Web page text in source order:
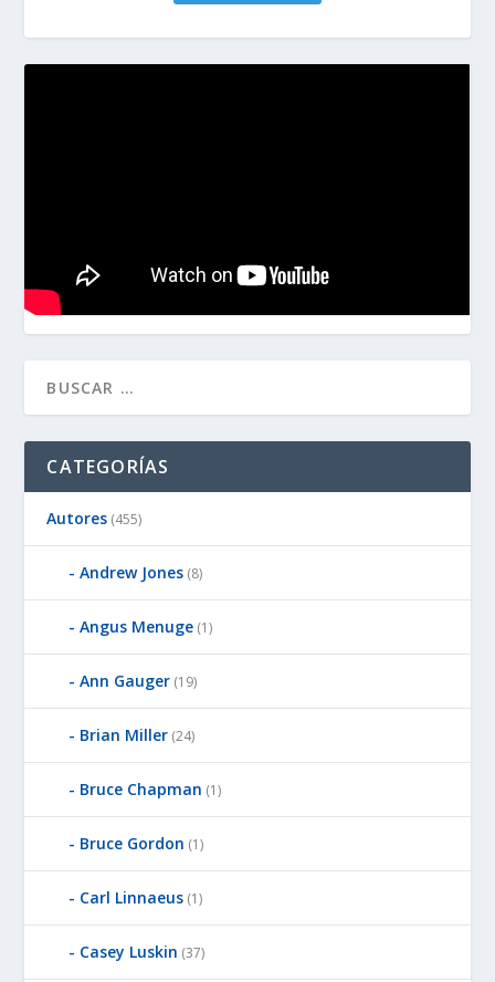
CATEGORÍAS
Autores (455)
Andrew Jones (8)
Angus Menuge (1)
Ann Gauger (19)
Brian Miller (24)
Bruce Chapman (1)
Bruce Gordon (1)
Carl Linnaeus (1)
Casey Luskin (37)